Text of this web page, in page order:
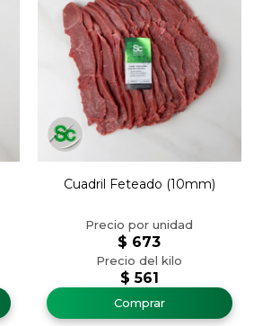
Cuadril Feteado (10mm)
$ 561
$ 673